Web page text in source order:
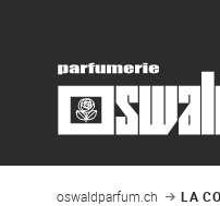
oswaldparfum.ch LA